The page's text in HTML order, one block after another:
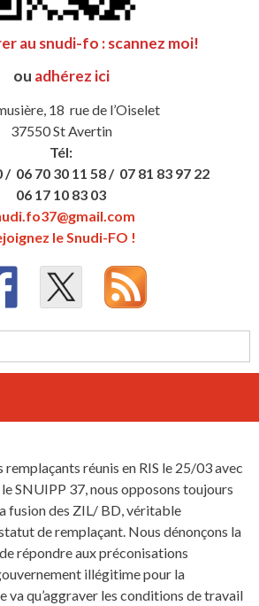
au snudi-fo : scannez moi!
ou adhérez ici
18 rue de l’Oiselet
37550 St Avertin
Tél:
/ 06 70 30 11 58 / 07 81 83 97 22
06 17 10 83 03
le Snudi-FO !
remplaçants réunis en RIS le 25/03 avec
SNUIPP 37, nous opposons toujours
fusion des ZIL/ BD, véritable
de remplaçant. Nous dénonçons la
répondre aux préconisations
illégitime pour la
va qu’aggraver les conditions de travail